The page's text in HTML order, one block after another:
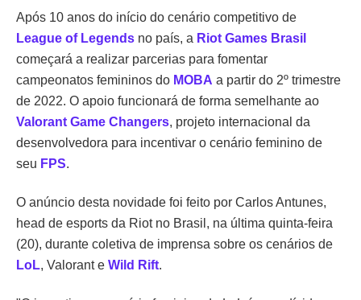
Após 10 anos do início do cenário competitivo de
League of Legends no país, a Riot Games Brasil
começará a realizar parcerias para fomentar
campeonatos femininos do MOBA a partir do 2º trimestre
de 2022. O apoio funcionará de forma semelhante ao
Valorant Game Changers, projeto internacional da
desenvolvedora para incentivar o cenário feminino de
seu FPS.
O anúncio desta novidade foi feito por Carlos Antunes,
head de esports da Riot no Brasil, na última quinta-feira
(20), durante coletiva de imprensa sobre os cenários de
LoL, Valorant e Wild Rift.